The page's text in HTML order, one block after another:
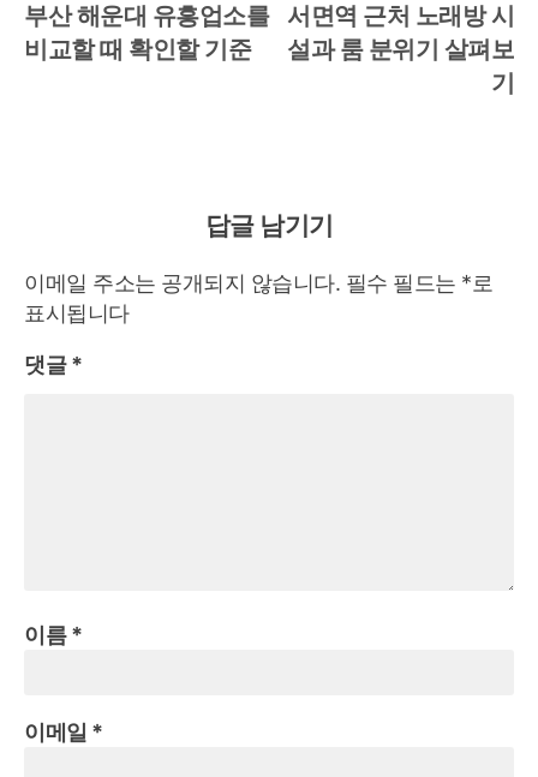
탐
post:
부산 해운대 유흥업소를
비교할 때 확인할 기준
서면역 근처 노래방 시
설과 룸 분위기 살펴보
기
답글 남기기
이메일 주소는 공개되지 않습니다. 필수 필드는 *로
표시됩니다
댓글*
이름*
이메일 *